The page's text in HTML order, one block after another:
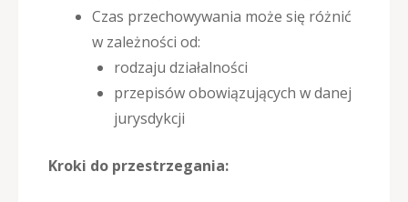
Czas przechowywania może się różnić
w zależności od:
rodzaju działalności
przepisów obowiązujących w danej
jurysdykcji
Kroki do przestrzegania: